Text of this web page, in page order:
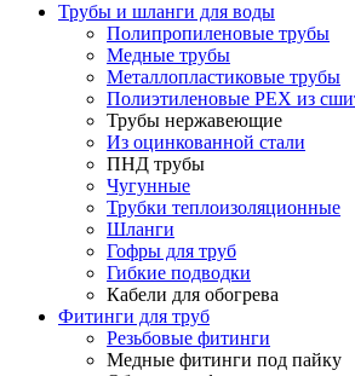
Трубы и шланги для воды
Полипропиленовые трубы
Медные трубы
Металлопластиковые трубы
Полиэтиленовые PEX из
Трубы нержавеющие
Из оцинкованной стали
ПНД трубы
Чугунные
Трубки теплоизоляционные
Шланги
Гофры для труб
Гибкие подводки
Кабели для обогрева
Фитинги для труб
Резьбовые фитинги
Медные фитинги под пайку